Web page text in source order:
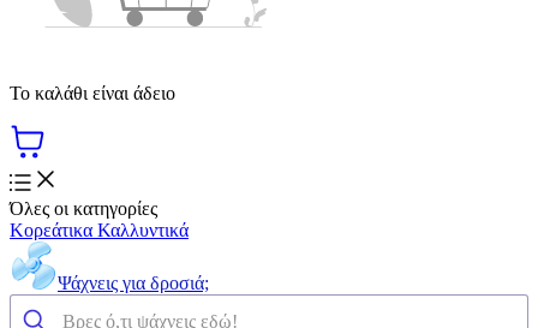
Το καλάθι είναι άδειο
Όλες οι κατηγορίες
Κορεάτικα Καλλυντικά
Ψάχνεις για δροσιά;